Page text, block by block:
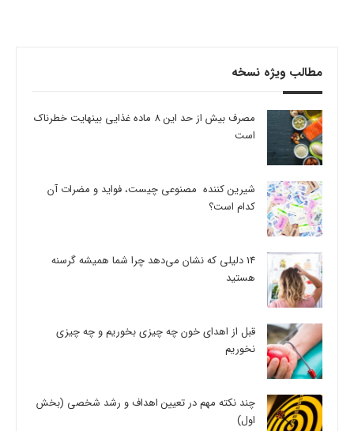
مطالب ویژه نسخه
مصرف بیش از حد این 8 ماده غذایی بینهایت خطرناک
است
شیرین کننده مصنوعی چیست، فواید و مضرات آن
کدام است؟
14 دلیلی که نشان می‌دهد چرا شما همیشه گرسنه
هستید
قبل از اهدای خون چه چیزی بخوریم و چه چیزی
نخوریم
چند نکته مهم در تعیین اهداف و رشد شخصی (بخش
اول)